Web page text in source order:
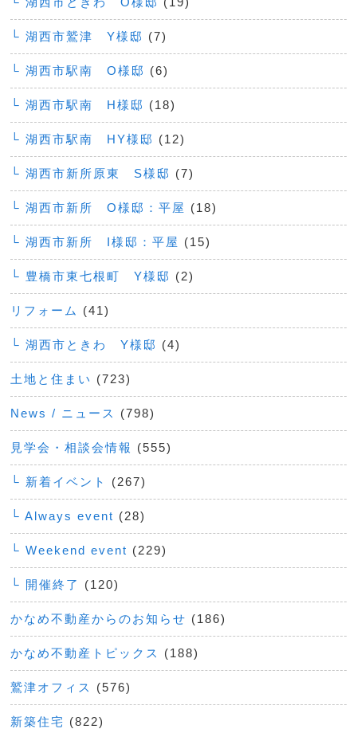
└ 湖西市鷲津 Y様邸 (7)
└ 湖西市駅南 O様邸 (6)
└ 湖西市駅南 H様邸 (18)
└ 湖西市駅南 HY様邸 (12)
└ 湖西市新所原東 S様邸 (7)
└ 湖西市新所 O様邸：平屋 (18)
└ 湖西市新所 I様邸：平屋 (15)
└ 豊橋市東七根町 Y様邸 (2)
リフォーム (41)
└ 湖西市ときわ Y様邸 (4)
土地と住まい (723)
News / ニュース (798)
見学会・相談会情報 (555)
└ 新着イベント (267)
└ Always event (28)
└ Weekend event (229)
└ 開催終了 (120)
かなめ不動産からのお知らせ (186)
かなめ不動産トピックス (188)
鷲津オフィス (576)
新築住宅 (822)